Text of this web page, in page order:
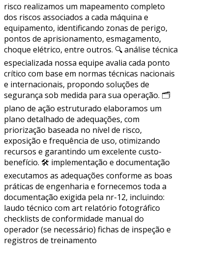
risco realizamos um mapeamento completo
dos riscos associados a cada máquina e
equipamento, identificando zonas de perigo,
pontos de aprisionamento, esmagamento,
choque elétrico, entre outros. 🔍 análise técnica
especializada nossa equipe avalia cada ponto
crítico com base em normas técnicas nacionais
e internacionais, propondo soluções de
segurança sob medida para sua operação. 🗂
plano de ação estruturado elaboramos um
plano detalhado de adequações, com
priorização baseada no nível de risco,
exposição e frequência de uso, otimizando
recursos e garantindo um excelente custo-
benefício. 🛠 implementação e documentação
executamos as adequações conforme as boas
práticas de engenharia e fornecemos toda a
documentação exigida pela nr-12, incluindo:
laudo técnico com art relatório fotográfico
checklists de conformidade manual do
operador (se necessário) fichas de inspeção e
registros de treinamento